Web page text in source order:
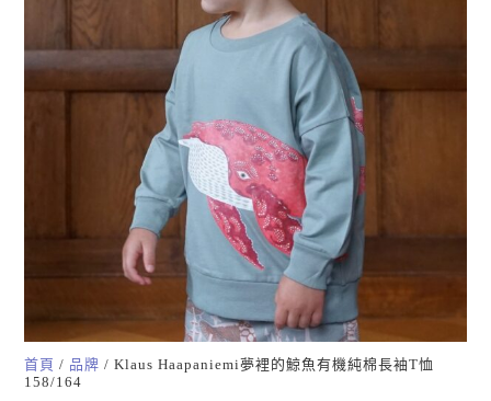
首頁 / 品牌 / Klaus Haapaniemi夢裡的鯨魚有機純棉長袖T恤
158/164